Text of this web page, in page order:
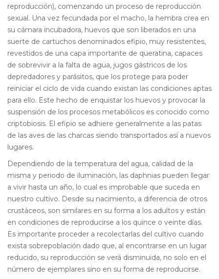
reproducción), comenzando un proceso de reproducción
sexual. Una vez fecundada por el macho, la hembra crea en
su cámara incubadora, huevos que son liberados en una
suerte de cartuchos denominados efipio, muy resistentes,
revestidos de una capa importante de queratina, capaces
de sobrevivir a la falta de agua, jugos gástricos de los
depredadores y parásitos, que los protege para poder
reiniciar el ciclo de vida cuando existan las condiciones aptas
para ello. Este hecho de enquistar los huevos y provocar la
suspensión de los procesos metabólicos es conocido como
criptobiosis. El efipio se adhiere generalmente a las patas
de las aves de las charcas siendo transportados así a nuevos
lugares.
Dependiendo de la temperatura del agua, calidad de la
misma y periodo de iluminación, las daphnias pueden llegar
a vivir hasta un año, lo cual es improbable que suceda en
nuestro cultivo. Desde su nacimiento, a diferencia de otros
crustáceos, son similares en su forma a los adultos y están
en condiciones de reproducirse a los quince o veinte días.
Es importante proceder a recolectarlas del cultivo cuando
exista sobrepoblación dado que, al encontrarse en un lugar
reducido, su reproducción se verá disminuida, no solo en el
número de ejemplares sino en su forma de reproducirse.